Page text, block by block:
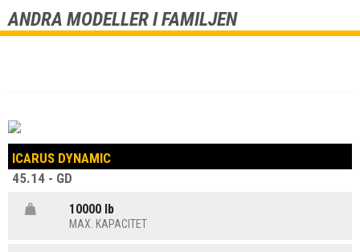
ANDRA MODELLER I FAMILJEN
ICARUS DYNAMIC
45.14 - GD
10000 lb
MAX. KAPACITET